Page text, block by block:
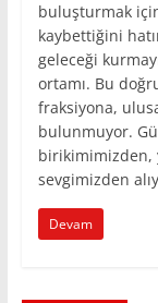
buluşturmak
kaybettiğini
geleceği
ortamı. Bu
fraksiyona,
bulunmuyor.
birikimimizden,
sevgimizden
Devam